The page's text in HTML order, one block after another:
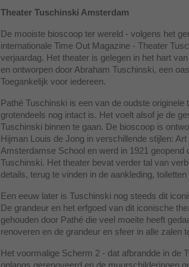
Theater Tuschinski Amsterdam
De mooiste bioscoop ter wereld - volgens het
internationale Time Out Magazine - Theater
verjaardag. Het theater is gelegen in het hart
en ontworpen door Abraham Tuschinski, een
Toegankelijk voor iedereen.
Pathé Tuschinski is een van de oudste originele
grotendeels nog intact is. Het voelt alsof je de
Tuschinski binnen te gaan. De bioscoop is
Hijman Louis de Jong in verschillende stijlen:
Amsterdamse School en werd in 1921 geopend
Tuschinski. Het theater bevat verder tal van
details, terug te vinden in de aankleding, toiletten
Een eeuw later is Tuschinski nog steeds dit
De grandeur en het erfgoed van dit iconische
gehouden door Pathé die veel moeite heeft
renoveren en de grandeur en sfeer in alle zalen
Het voormalige Scherm 2 - dat afbrandde in de
onlangs gerenoveerd en de muurschilderingen